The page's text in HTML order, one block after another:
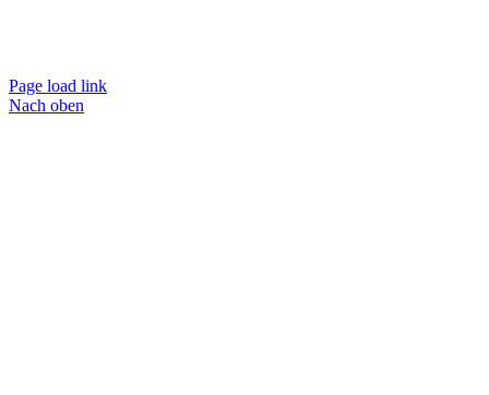
Page load link
Nach oben